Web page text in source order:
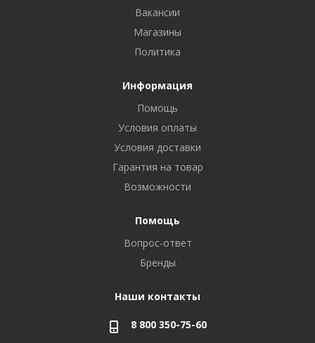
Вакансии
Магазины
Политика
Информация
Помощь
Условия оплаты
Условия доставки
Гарантия на товар
Возможности
Помощь
Вопрос-ответ
Бренды
Наши контакты
8 800 350-75-60